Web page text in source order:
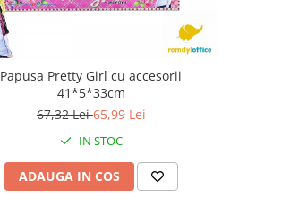
Papusa Pretty Girl cu accesorii
41*5*33cm
67,32 Lei65,99 Lei
IN STOC
ADAUGA IN COS